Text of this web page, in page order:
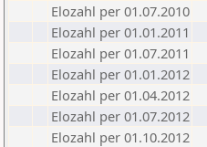
Elozahl per 01.07.2010
Elozahl per 01.01.2011
Elozahl per 01.07.2011
Elozahl per 01.01.2012
Elozahl per 01.04.2012
Elozahl per 01.07.2012
Elozahl per 01.10.2012